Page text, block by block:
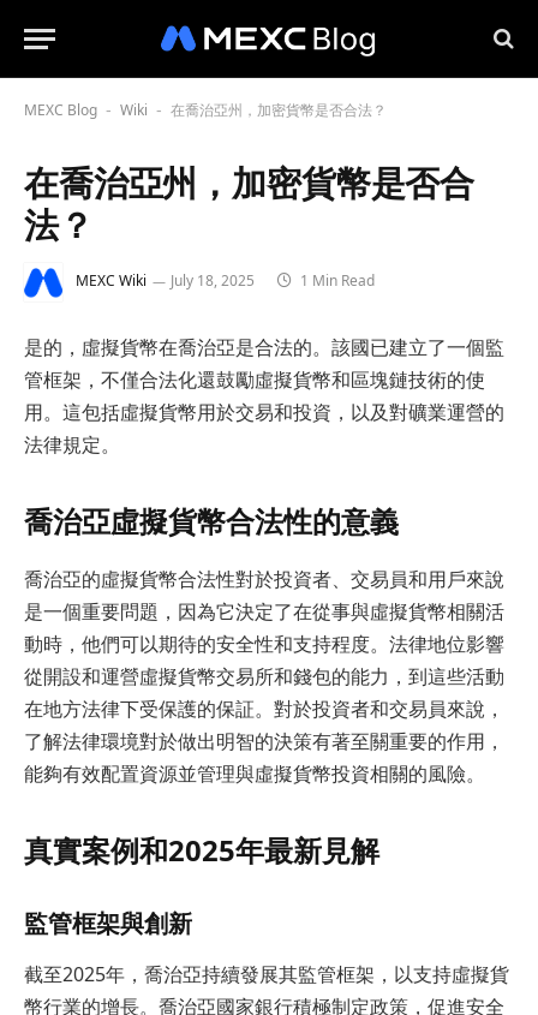
MEXC Blog - Wiki - 在喬治亞州，加密貨幣是否合法？
在喬治亞州，加密貨幣是否合
法？
MEXC Wiki July 18, 2025 1 Min Read
是的，虛擬貨幣在喬治亞是合法的。該國已建立了一個監
管框架，不僅合法化還鼓勵虛擬貨幣和區塊鏈技術的使
用。這包括虛擬貨幣用於交易和投資，以及對礦業運營的
法律規定。
喬治亞虛擬貨幣合法性的意義
喬治亞的虛擬貨幣合法性對於投資者、交易員和用戶來說
是一個重要問題，因為它決定了在從事與虛擬貨幣相關活
動時，他們可以期待的安全性和支持程度。法律地位影響
從開設和運營虛擬貨幣交易所和錢包的能力，到這些活動
在地方法律下受保護的保証。對於投資者和交易員來說，
了解法律環境對於做出明智的決策有著至關重要的作用，
能夠有效配置資源並管理與虛擬貨幣投資相關的風險。
真實案例和2025年最新見解
監管框架與創新
截至2025年，喬治亞持續發展其監管框架，以支持虛擬貨
幣行業的增長。喬治亞國家銀行積極制定政策，促進安全